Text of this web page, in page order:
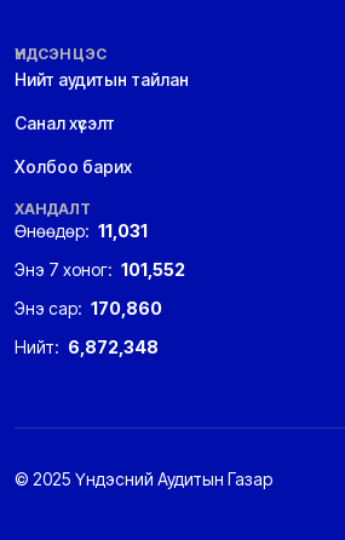
ҮНДСЭН ЦЭС
Нийт аудитын тайлан
Санал хүсэлт
Холбоо барих
ХАНДАЛТ
Өнөөдөр: 11,031
Энэ 7 хоног: 101,552
Энэ сар: 170,860
Нийт: 6,872,348
© 2025 Үндэсний Аудитын Газар